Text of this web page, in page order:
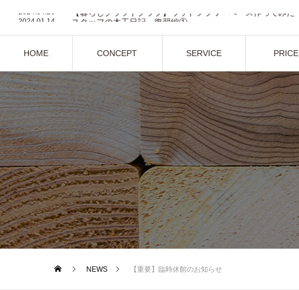
HOME
CONCEPT
SERVICE
PRICE
2024.01.14 スタッフの木工日記 復習編①
2023.12.19 スタッフの木工日記 入門編①
2024.04.26 【暮らしクラフトクラブ】ウッドフラワーベース作ってみた
NEWS 【重要】臨時休館のお知らせ